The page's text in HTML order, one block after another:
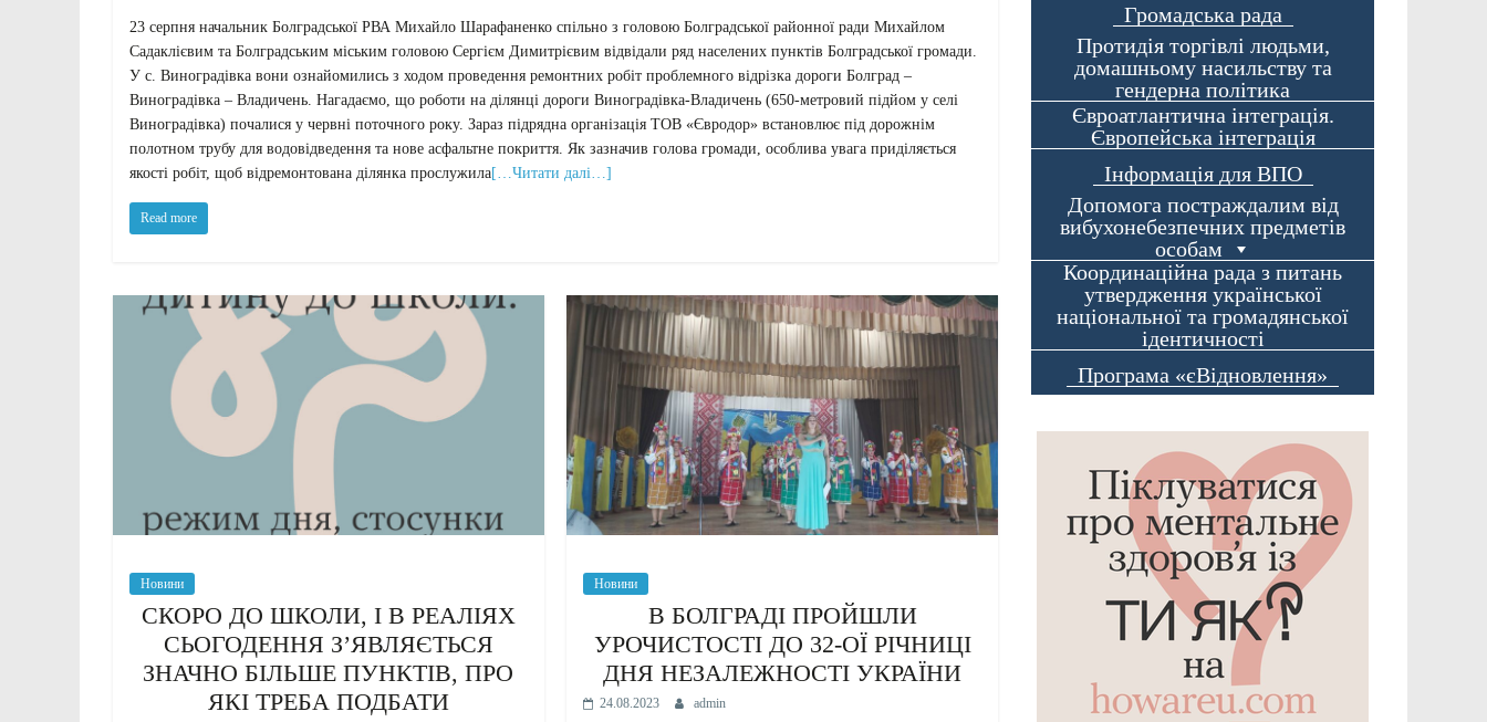
23 серпня начальник Болградської РВА Михайло Шарафаненко спільно з головою Болградської районної ради Михайлом
Садаклієвим та Болградським міським головою Сергієм Димитрієвим відвідали ряд населених пунктів Болградської громади.
У с. Виноградівка вони ознайомились з ходом проведення ремонтних робіт проблемного відрізка дороги Болград –
Виноградівка – Владичень. Нагадаємо, що роботи на ділянці дороги Виноградівка-Владичень (650-метровий підйом у селі
Виноградівка) почалися у червні поточного року. Зараз підрядна організація ТОВ «Євродор» встановлює під дорожнім
полотном трубу для водовідведення та нове асфальтне покриття. Як зазначив голова громади, особлива увага приділяється
якості робіт, щоб відремонтована ділянка прослужила[…Читати далі…]
Read more
Новини
СКОРО ДО ШКОЛИ, І В РЕАЛІЯХ
СЬОГОДЕННЯ З’ЯВЛЯЄТЬСЯ
ЗНАЧНО БІЛЬШЕ ПУНКТІВ, ПРО
ЯКІ ТРЕБА ПОДБАТИ
Новини
В БОЛГРАДІ ПРОЙШЛИ
УРОЧИСТОСТІ ДО 32-ОЇ РІЧНИЦІ
ДНЯ НЕЗАЛЕЖНОСТІ УКРАЇНИ
24.08.2023 admin
Громадська рада
Протидія торгівлі людьми,
домашньому насильству та
гендерна політика
Євроатлантична інтеграція.
Європейська інтеграція
Інформація для ВПО
Допомога постраждалим від
вибухонебезпечних предметів
особам
Координаційна рада з питань
утвердження української
національної та громадянської
ідентичності
Програма «єВідновлення»